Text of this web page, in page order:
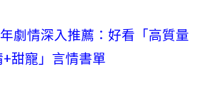
劇情深入推薦：好看「高質量
+甜寵」言情書單